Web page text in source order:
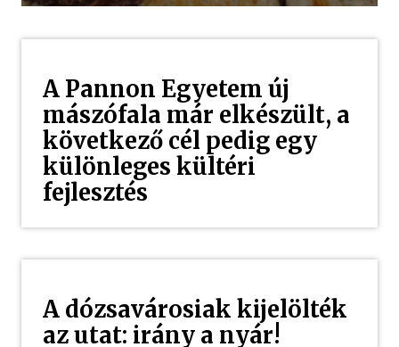
A Pannon Egyetem új
mászófala már elkészült, a
következő cél pedig egy
különleges kültéri
fejlesztés
A dózsavárosiak kijelölték
az utat: irány a nyár!